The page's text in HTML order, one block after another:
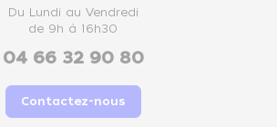
Du Lundi au Vendredi
de 9h à 16h30
04 66 32 90 80
Contactez-nous